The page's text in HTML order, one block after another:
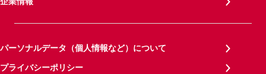
パーソナルデータ（個人情報など）について
プライバシーポリシー